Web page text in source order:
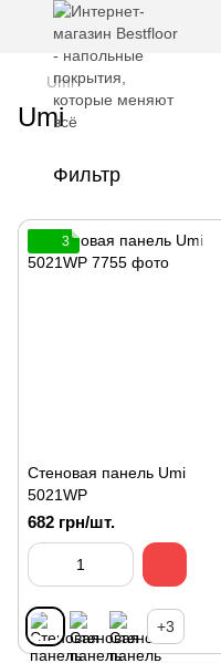
Umi
Umi
Фильтр
3
Стеновая панель Umi
5021WP
682 грн/шт.
+3